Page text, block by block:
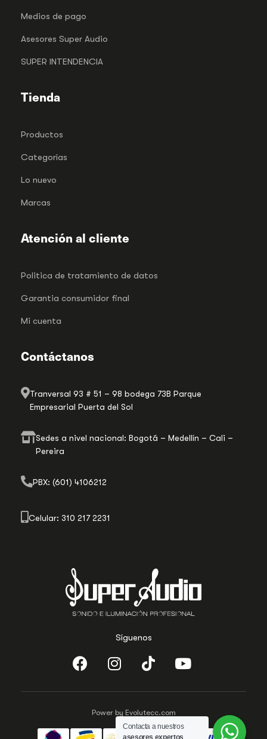
Síguenos
Medios de pago
Asesores Super Audio
SUPER INTENDENCIA
Tienda
Productos
Categorías
Lo nuevo
Marcas
Atención al cliente
Politica de tratamiento de datos
Garantia consumidor final
Mi cuenta
Contáctanos
Tranversal 93 # 51 – 98 bodega 73B Parque
Empresarial Puerta del Sol
Sedes a nivel nacional: Bogotá – Medellín – Cali –
Pereira
PBX: (601) 4106212
Celular: 310 217 2231
Power by Evolutecc.com
Contacta a nuestros
asesores expertos